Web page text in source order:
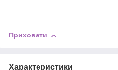
Приховати
Характеристики